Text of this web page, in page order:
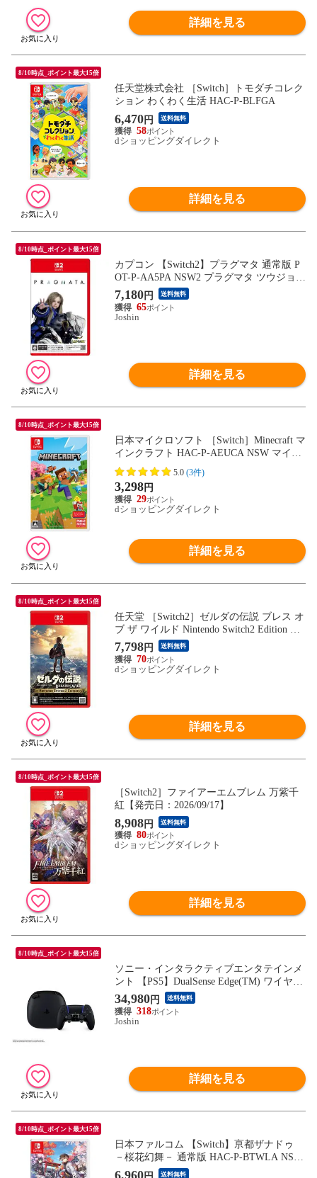
詳細を見る
8/10時点_ポイント最大15倍
任天堂株式会社 ［Switch］トモダチコレク
ション わくわく生活 HAC-P-BLFGA
6,470円 送料無料
58
dショッピングダイレクト
詳細を見る
8/10時点_ポイント最大15倍
カプコン 【Switch2】プラグマタ 通常版 P
OT-P-AA5PA NSW2 プラグマタ ツウジョウ
【返品種別B】
7,180円 送料無料
65
Joshin
詳細を見る
8/10時点_ポイント最大15倍
日本マイクロソフト ［Switch］Minecraft マ
インクラフト HAC-P-AEUCA NSW マイク
ラ
5.0 (3件)
3,298円
29
dショッピングダイレクト
詳細を見る
8/10時点_ポイント最大15倍
任天堂 ［Switch2］ゼルダの伝説 ブレス オ
ブ ザ ワイルド Nintendo Switch2 Edition NX
S-P-AAAAH
7,798円 送料無料
70
dショッピングダイレクト
詳細を見る
8/10時点_ポイント最大15倍
［Switch2］ファイアーエムブレム 万紫千
紅【発売日：2026/09/17】
8,908円 送料無料
80
dショッピングダイレクト
詳細を見る
8/10時点_ポイント最大15倍
ソニー・インタラクティブエンタテインメ
ント 【PS5】DualSense Edge(TM) ワイヤレ
スコントローラー ミッドナイト ブラック
デュアルセンスエッジ CFI-ZCP1J01 PS5 デ
ュアルセンスエッジ ブラック 【返品種別
34,980円 送料無料
318
Joshin
詳細を見る
8/10時点_ポイント最大15倍
日本ファルコム 【Switch】亰都ザナドゥ
－桜花幻舞－ 通常版 HAC-P-BTWLA NSW
キョウトザナドゥ ツウジョウ 【返品種別
送料無料